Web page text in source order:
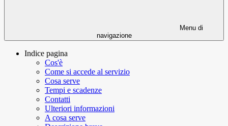
Menu di
navigazione
Indice pagina
Cos'è
Come si accede al servizio
Cosa serve
Tempi e scadenze
Contatti
Ulteriori informazioni
A cosa serve